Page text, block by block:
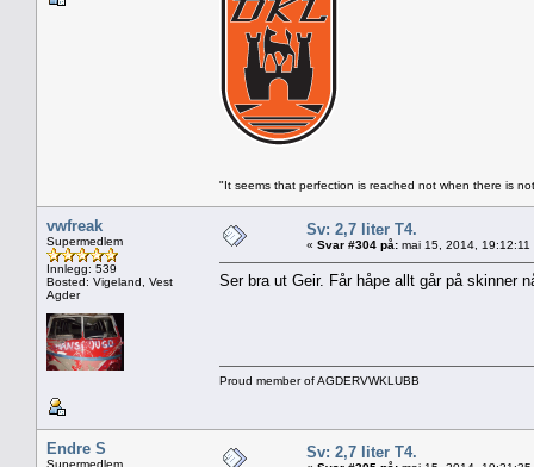
"It seems that perfection is reached not when there is
vwfreak
Supermedlem
Innlegg: 539
Bosted: Vigeland, Vest
Agder
Sv: 2,7 liter T4.
« Svar #304 på: mai 15, 2014, 19:12:11
Ser bra ut Geir. Får håpe allt går på skinner
Proud member of AGDERVWKLUBB
Endre S
Supermedlem
Sv: 2,7 liter T4.